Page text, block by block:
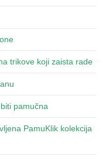
trikove koji zaista rade
pamučna
PamuKlik kolekcija